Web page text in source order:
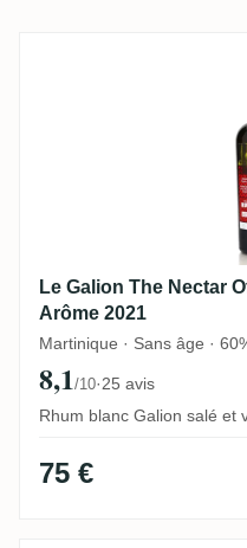
Le Galion The
Le Galion The Nectar
Arôme 2021
Martinique · Sans âge ·
8,1/10·25 avis
Rhum blanc Galion salé et
75 €